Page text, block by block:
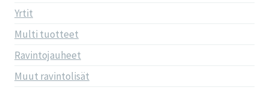
Yrtit
Multi tuotteet
Ravintojauheet
Muut ravintolisät